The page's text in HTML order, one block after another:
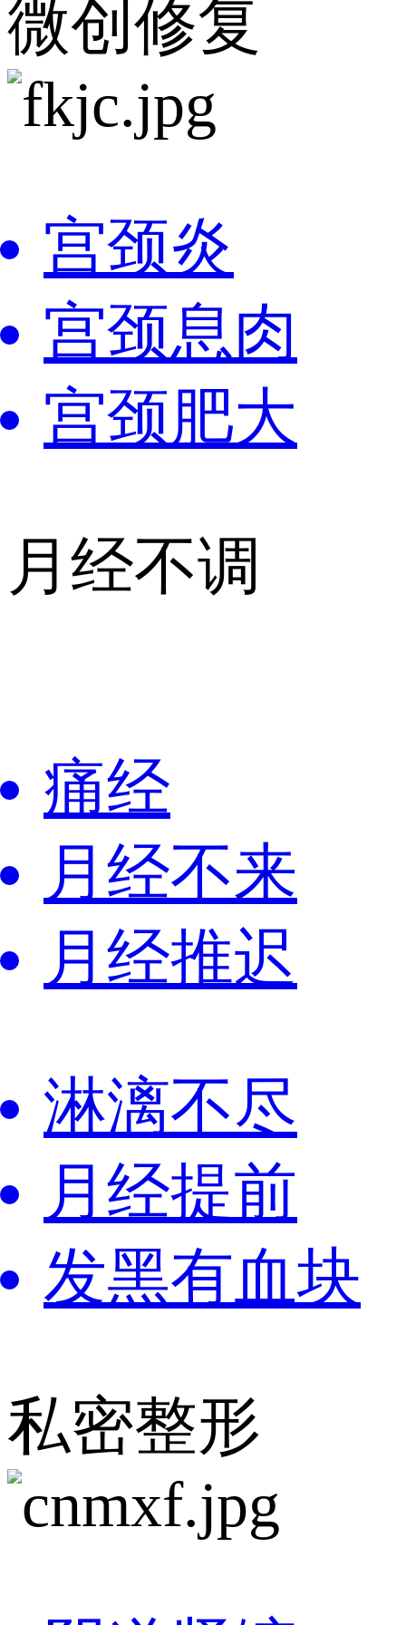
微创修复
宫颈炎
宫颈息肉
宫颈肥大
月经不调
痛经
月经不来
月经推迟
淋漓不尽
月经提前
发黑有血块
私密整形